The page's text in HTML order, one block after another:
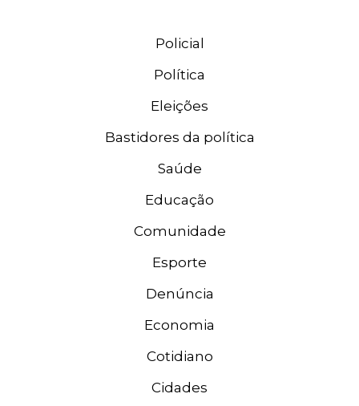
Policial
Política
Eleições
Bastidores da política
Saúde
Educação
Comunidade
Esporte
Denúncia
Economia
Cotidiano
Cidades